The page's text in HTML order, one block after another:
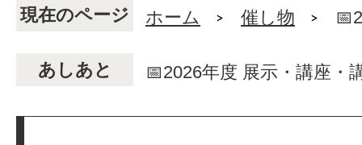
現在のページ ホーム 催し物
あしあと 📅2026年度 展示・講座・